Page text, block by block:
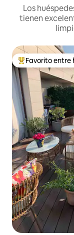
Los
tienen
De los mejores
Favorito entre